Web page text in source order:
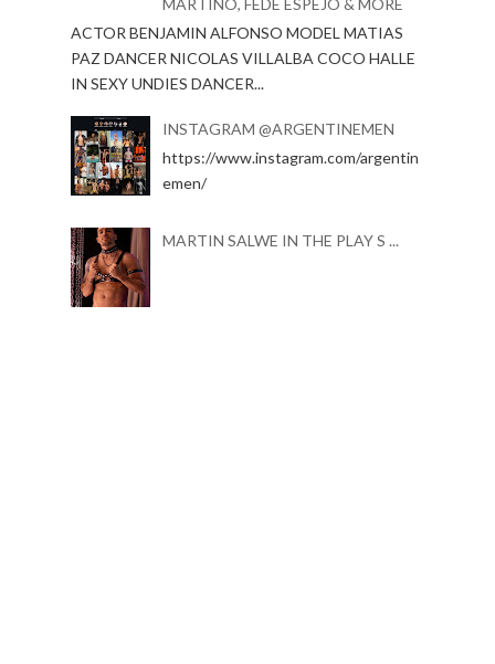
MARTINO, FEDE ESPEJO & MORE
ACTOR BENJAMIN ALFONSO MODEL MATIAS
PAZ DANCER NICOLAS VILLALBA COCO HALLE
IN SEXY UNDIES DANCER...
INSTAGRAM @ARGENTINEMEN
https://www.instagram.com/argentin
emen/
MARTIN SALWE IN THE PLAY S ...